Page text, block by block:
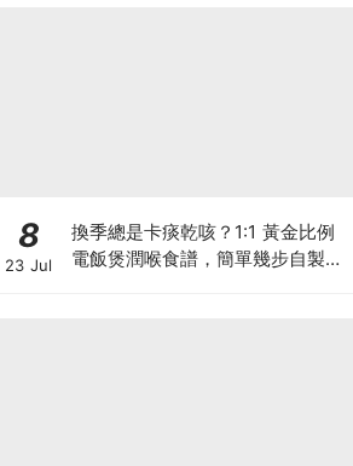
8
23 Jul
換季總是卡痰乾咳？1:1 黃金比例
電飯煲潤喉食譜，簡單幾步自製天